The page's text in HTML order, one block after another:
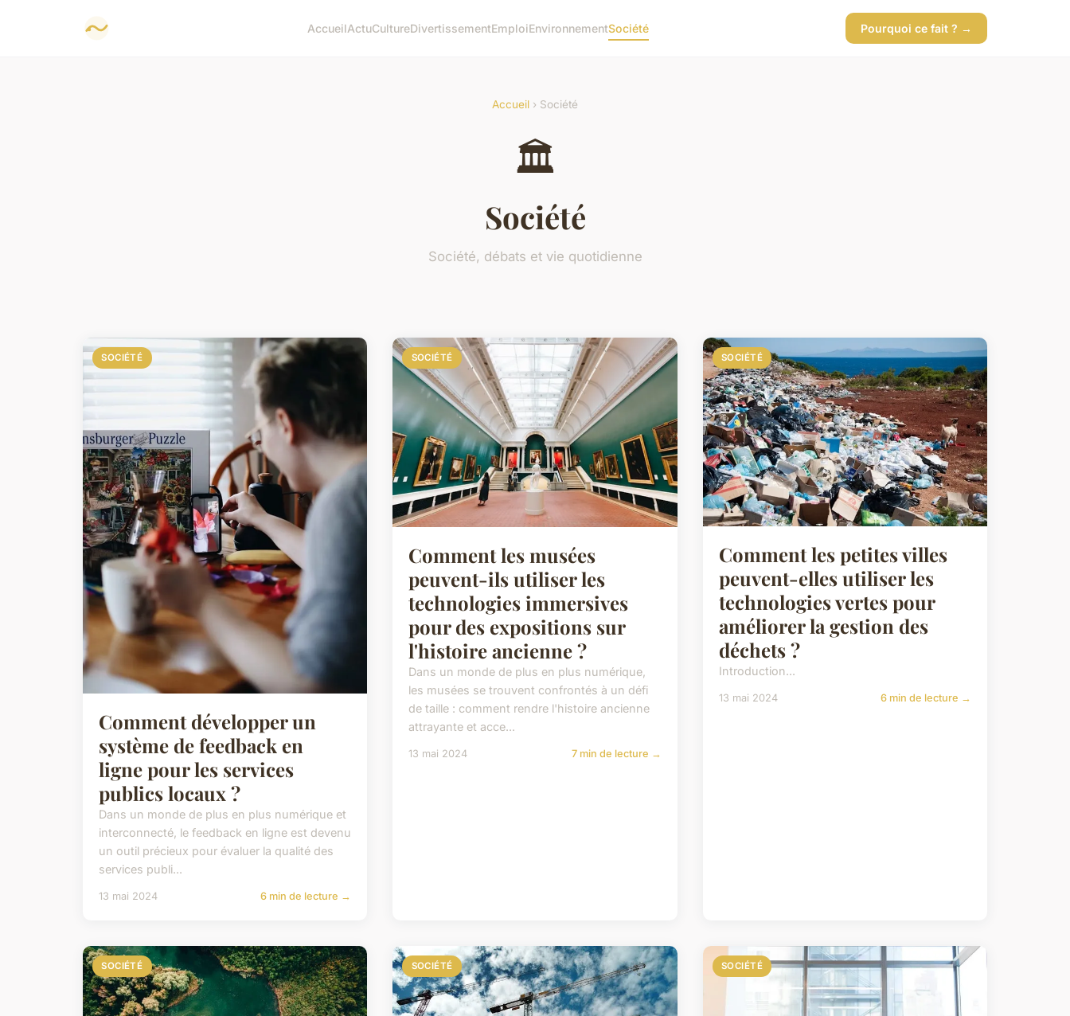
AccueilActuCultureDivertissementEmploiEnvironnementSociété Pourquoi ce fait ? →
Accueil › Société
🏛️
Société
Société, débats et vie quotidienne
SOCIÉTÉ
Comment développer un
système de feedback en
ligne pour les services
publics locaux ?
Dans un monde de plus en plus numérique et
interconnecté, le feedback en ligne est devenu
un outil précieux pour évaluer la qualité des
services publi...
13 mai 2024 6 min de lecture →
SOCIÉTÉ
Comment les musées
peuvent-ils utiliser les
technologies immersives
pour des expositions sur
l'histoire ancienne ?
Dans un monde de plus en plus numérique,
les musées se trouvent confrontés à un défi
de taille : comment rendre l'histoire ancienne
attrayante et acce...
13 mai 2024 7 min de lecture →
SOCIÉTÉ
Comment les petites villes
peuvent-elles utiliser les
technologies vertes pour
améliorer la gestion des
déchets ?
Introduction...
13 mai 2024 6 min de lecture →
SOCIÉTÉ SOCIÉTÉ SOCIÉTÉ